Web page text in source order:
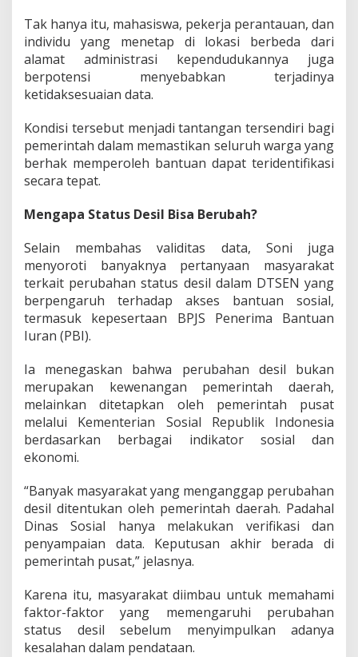
T
E
d
t
a
B
d
u
g
Tak hanya itu, mahasiswa, pekerja perantauan, dan
individu yang menetap di lokasi berbeda dari
alamat administrasi kependudukannya juga
berpotensi menyebabkan terjadinya
ketidaksesuaian data.
Kondisi tersebut menjadi tantangan tersendiri bagi
pemerintah dalam memastikan seluruh warga yang
berhak memperoleh bantuan dapat teridentifikasi
secara tepat.
Mengapa Status Desil Bisa Berubah?
Selain membahas validitas data, Soni juga
menyoroti banyaknya pertanyaan masyarakat
terkait perubahan status desil dalam DTSEN yang
berpengaruh terhadap akses bantuan sosial,
termasuk kepesertaan BPJS Penerima Bantuan
Iuran (PBI).
Ia menegaskan bahwa perubahan desil bukan
merupakan kewenangan pemerintah daerah,
melainkan ditetapkan oleh pemerintah pusat
melalui Kementerian Sosial Republik Indonesia
berdasarkan berbagai indikator sosial dan
ekonomi.
“Banyak masyarakat yang menganggap perubahan
desil ditentukan oleh pemerintah daerah. Padahal
Dinas Sosial hanya melakukan verifikasi dan
penyampaian data. Keputusan akhir berada di
pemerintah pusat,” jelasnya.
Karena itu, masyarakat diimbau untuk memahami
faktor-faktor yang memengaruhi perubahan
status desil sebelum menyimpulkan adanya
kesalahan dalam pendataan.